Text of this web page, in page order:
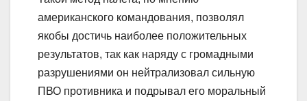
американского командования, позволял
якобы достичь наиболее положительных
результатов, так как наряду с громадными
разрушениями он нейтрализовал сильную
ПВО противника и подрывал его моральный